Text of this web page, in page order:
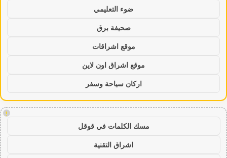
ضوء التعليمي
صحيفة برق
موقع اشراقات
موقع اشراق اون لاين
اركان سياحة وسفر
!
مسك الكلمات في قوقل
اشراق التقنية